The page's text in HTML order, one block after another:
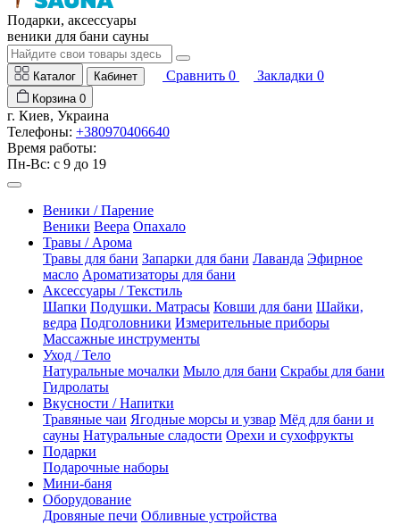
Подарки, аксессуары
веники для бани сауны
Каталог Кабинет Сравнить 0 Закладки 0
Корзина 0
г. Киев, Украина
Телефоны: +380970406640
Время работы:
Пн-Вс: с 9 до 19
Веники / Парение
Веники Веера Опахало
Травы / Арома
Травы для бани Запарки для бани Лаванда Эфирное
масло Ароматизаторы для бани
Аксессуары / Текстиль
Шапки Подушки. Матрасы Ковши для бани Шайки,
ведра Подголовники Измерительные приборы
Массажные инструменты
Уход / Тело
Натуральные мочалки Мыло для бани Скрабы для бани
Гидролаты
Вкусности / Напитки
Травяные чаи Ягодные морсы и узвар Мёд для бани и
сауны Натуральные сладости Орехи и сухофрукты
Подарки
Подарочные наборы
Мини-баня
Оборудование
Дровяные печи Обливные устройства